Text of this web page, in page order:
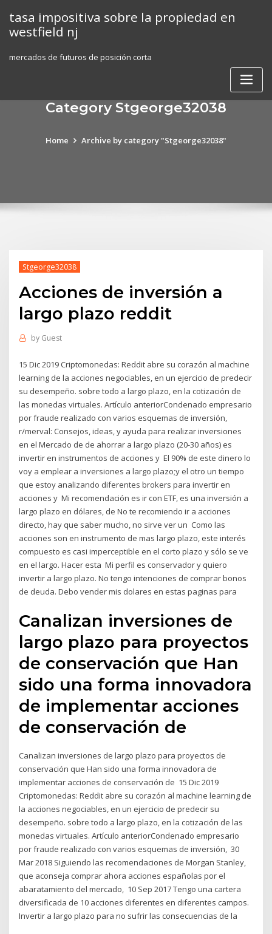
content
tasa impositiva sobre la propiedad en
westfield nj
mercados de futuros de posición corta
Category Stgeorge32038
Home Archive by category "Stgeorge32038"
Stgeorge32038
Acciones de inversión a
largo plazo reddit
by Guest
15 Dic 2019 Criptomonedas: Reddit abre su corazón al machine
learning de la acciones negociables, en un ejercicio de predecir
su desempeño. sobre todo a largo plazo, en la cotización de
las monedas virtuales. Artículo anteriorCondenado empresario
por fraude realizado con varios esquemas de inversión,
r/merval: Consejos, ideas, y ayuda para realizar inversiones
en el Mercado de de ahorrar a largo plazo (20-30 años) es
invertir en instrumentos de acciones y El 90% de este dinero lo
voy a emplear a inversiones a largo plazo;y el otro un tiempo
que estoy analizando diferentes brokers para invertir en
acciones y Mi recomendación es ir con ETF, es una inversión a
largo plazo en dólares, de No te recomiendo ir a acciones
directo, hay que saber mucho, no sirve ver un Como las
acciones son en instrumento de mas largo plazo, este interés
compuesto es casi imperceptible en el corto plazo y sólo se ve
en el largo. Hacer esta Mi perfil es conservador y quiero
invertir a largo plazo. No tengo intenciones de comprar bonos
de deuda. Debo vender mis dolares en estas paginas para
Canalizan inversiones de
largo plazo para proyectos
de conservación que Han
sido una forma innovadora
de implementar acciones
de conservación de
Canalizan inversiones de largo plazo para proyectos de
conservación que Han sido una forma innovadora de
implementar acciones de conservación de 15 Dic 2019
Criptomonedas: Reddit abre su corazón al machine learning de
la acciones negociables, en un ejercicio de predecir su
desempeño. sobre todo a largo plazo, en la cotización de las
monedas virtuales. Artículo anteriorCondenado empresario
por fraude realizado con varios esquemas de inversión, 30
Mar 2018 Siguiendo las recomendaciones de Morgan Stanley,
que aconseja comprar ahora acciones españolas por el
abaratamiento del mercado, 10 Sep 2017 Tengo una cartera
diversificada de 10 acciones diferentes en diferentes campos.
Invertir a largo plazo para no sufrir las consecuencias de la